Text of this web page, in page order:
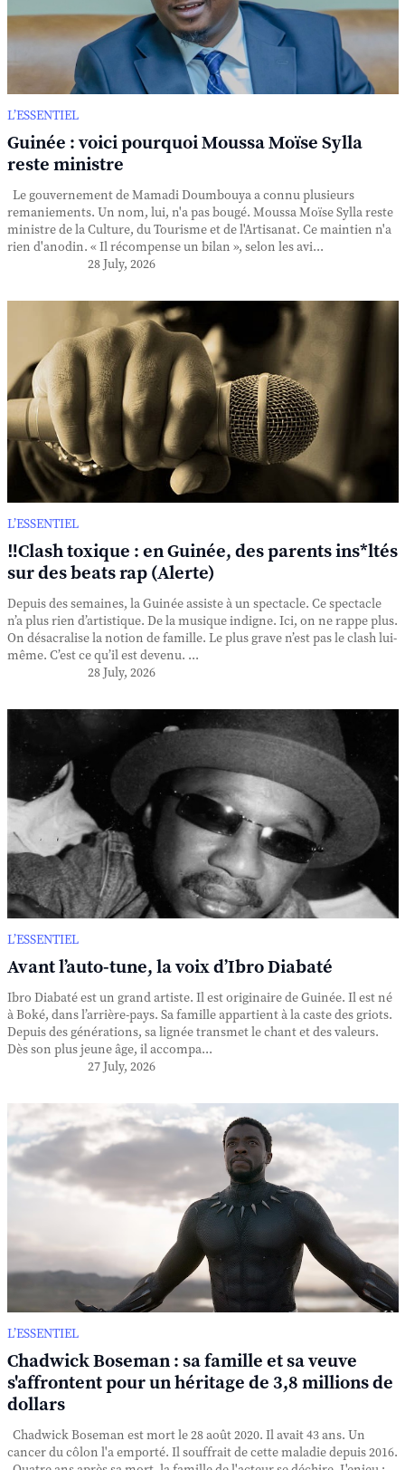
L’ESSENTIEL
Guinée : voici pourquoi Moussa Moïse Sylla
reste ministre
Le gouvernement de Mamadi Doumbouya a connu plusieurs
remaniements. Un nom, lui, n'a pas bougé. Moussa Moïse Sylla reste
ministre de la Culture, du Tourisme et de l'Artisanat. Ce maintien n'a
rien d'anodin. « Il récompense un bilan », selon les avi...
28 July, 2026
L’ESSENTIEL
‼️Clash toxique : en Guinée, des parents ins*ltés
sur des beats rap (Alerte)
Depuis des semaines, la Guinée assiste à un spectacle. Ce spectacle
n’a plus rien d’artistique. De la musique indigne. Ici, on ne rappe plus.
On désacralise la notion de famille. Le plus grave n’est pas le clash lui-
même. C’est ce qu’il est devenu. ...
28 July, 2026
L’ESSENTIEL
Avant l’auto-tune, la voix d’Ibro Diabaté
Ibro Diabaté est un grand artiste. Il est originaire de Guinée. Il est né
à Boké, dans l’arrière-pays. Sa famille appartient à la caste des griots.
Depuis des générations, sa lignée transmet le chant et des valeurs.
Dès son plus jeune âge, il accompa...
27 July, 2026
L’ESSENTIEL
Chadwick Boseman : sa famille et sa veuve
s'affrontent pour un héritage de 3,8 millions de
dollars
Chadwick Boseman est mort le 28 août 2020. Il avait 43 ans. Un
cancer du côlon l'a emporté. Il souffrait de cette maladie depuis 2016.